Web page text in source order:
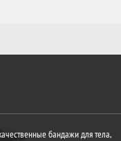
бандажи для тела,